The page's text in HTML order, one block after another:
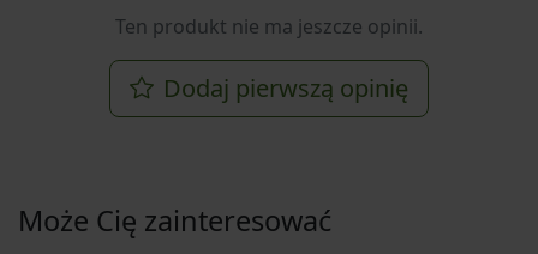
Ten produkt nie ma jeszcze opinii.
Dodaj pierwszą opinię
Może Cię zainteresować